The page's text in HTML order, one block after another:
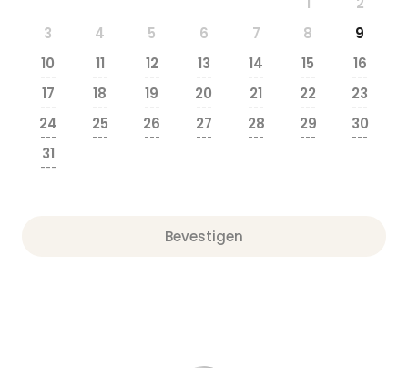
3
4 5 6 7 8
9
10
---
11
---
12
---
13
---
14
---
15
---
16
---
17
---
18
---
19
---
20
---
21
---
22
---
23
---
24
---
25
---
26
---
27
---
28
---
29
---
30
---
31
---
Bevestigen